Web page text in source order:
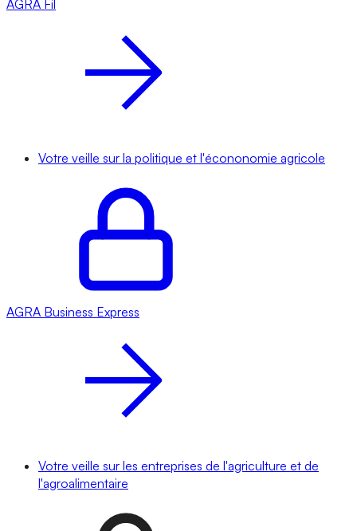
AGRA Fil
Votre veille sur la politique et l'écononomie agricole
AGRA Business Express
Votre veille sur les entreprises de l'agriculture et de
l'agroalimentaire